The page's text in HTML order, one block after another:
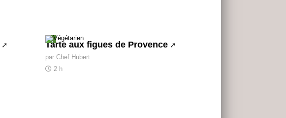
Tarte aux figues de Provence
par Chef Hubert
2 h